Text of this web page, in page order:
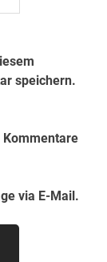
speichern.
Kommentare
via E-Mail.